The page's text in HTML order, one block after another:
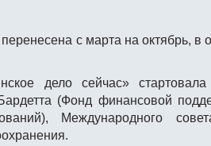
с марта на октябрь, в
дело сейчас»
(Фонд финансовой
Международного